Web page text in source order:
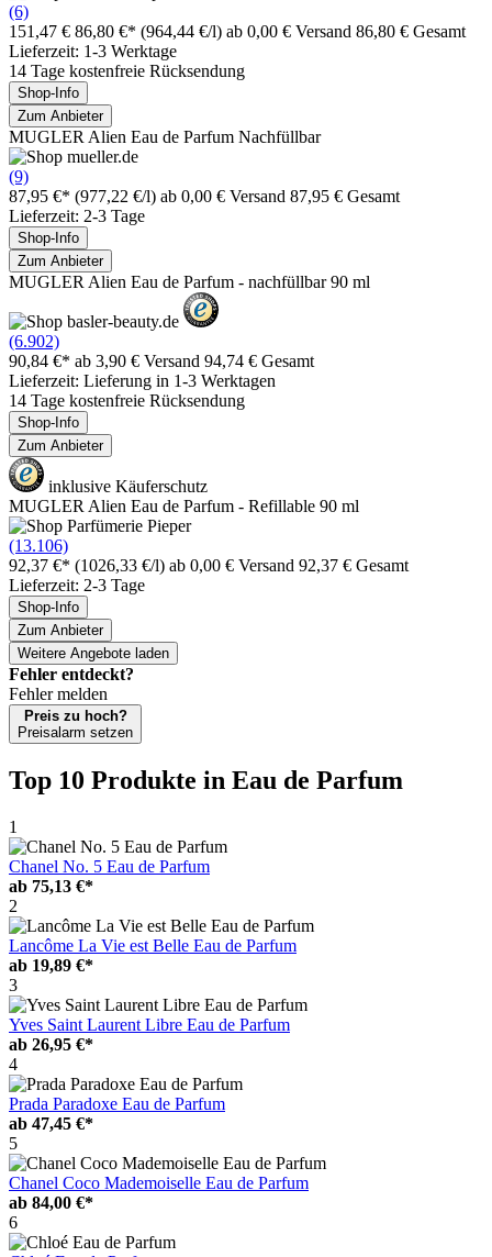
(6)
151,47 € 86,80 €* (964,44 €/l) ab 0,00 € Versand 86,80 € Gesamt
Lieferzeit: 1-3 Werktage
14 Tage kostenfreie Rücksendung
Shop-Info
Zum Anbieter
MUGLER Alien Eau de Parfum Nachfüllbar
(9)
87,95 €* (977,22 €/l) ab 0,00 € Versand 87,95 € Gesamt
Lieferzeit: 2-3 Tage
Shop-Info
Zum Anbieter
MUGLER Alien Eau de Parfum - nachfüllbar 90 ml
(6.902)
90,84 €* ab 3,90 € Versand 94,74 € Gesamt
Lieferzeit: Lieferung in 1-3 Werktagen
14 Tage kostenfreie Rücksendung
Shop-Info
Zum Anbieter
inklusive Käuferschutz
MUGLER Alien Eau de Parfum - Refillable 90 ml
(13.106)
92,37 €* (1026,33 €/l) ab 0,00 € Versand 92,37 € Gesamt
Lieferzeit: 2-3 Tage
Shop-Info
Zum Anbieter
Weitere Angebote laden
Fehler entdeckt?
Fehler melden
Preis zu hoch?
Preisalarm setzen
Top 10 Produkte in Eau de Parfum
1
Chanel No. 5 Eau de Parfum
ab 75,13 €*
2
Lancôme La Vie est Belle Eau de Parfum
ab 19,89 €*
3
Yves Saint Laurent Libre Eau de Parfum
ab 26,95 €*
4
Prada Paradoxe Eau de Parfum
ab 47,45 €*
5
Chanel Coco Mademoiselle Eau de Parfum
ab 84,00 €*
6